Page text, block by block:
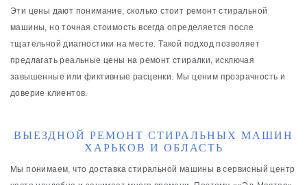
Эти цены дают понимание, сколько стоит ремонт стиральной
машины, но точная стоимость всегда определяется после
тщательной диагностики на месте. Такой подход позволяет
предлагать реальные цены на ремонт стиралки, исключая
завышенные или фиктивные расценки. Мы ценим прозрачность и
доверие клиентов.
ВЫЕЗДНОЙ РЕМОНТ СТИРАЛЬНЫХ МАШИН
ХАРЬКОВ И ОБЛАСТЬ
Мы понимаем, что доставка стиральной машины в сервисный центр